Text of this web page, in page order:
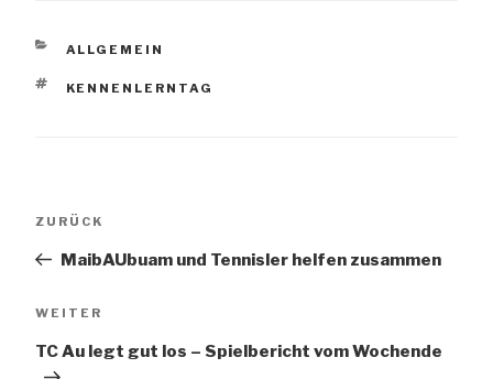
KATEGORIEN
ALLGEMEIN
SCHLAGWÖRTER
KENNENLERNTAG
Vorheriger
ZURÜCK
MaibAUbuam und Tennisler helfen zusammen
Nächster
WEITER
TC Au legt gut los – Spielbericht vom Wochende